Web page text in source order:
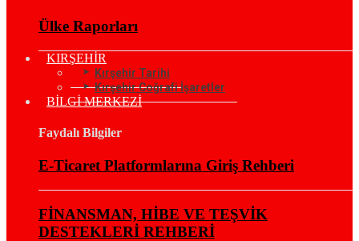
Ülke Raporları
KIRŞEHİR
Kırşehir Tarihi
Kırşehir Coğrafi İşaretler
BİLGİ MERKEZİ
Faydalı Bilgiler
E-Ticaret Platformlarına Giriş Rehberi
FİNANSMAN, HİBE VE TEŞVİK
DESTEKLERİ REHBERİ